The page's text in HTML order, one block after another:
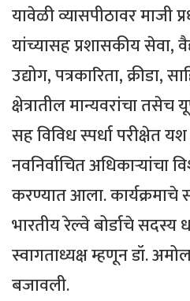
यावेळी व्यासपीठावर माजी
यांच्यासह प्रशासकीय सेवा,
उद्योग, पत्रकारिता, क्रीडा,
क्षेत्रातील मान्यवरांचा
सह विविध स्पर्धा परीक्षेत
नवनिर्वाचित अधिकाऱ्यांचा
करण्यात आला.
भारतीय रेल्वे बोर्डाचे
स्वागताध्यक्ष म्हणून डॉ.
बजावली.